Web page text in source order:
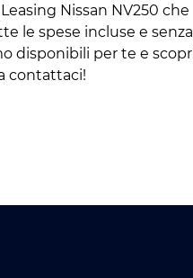
Nissan NV250 che
le spese incluse e senza
disponibili per te e
contattaci!